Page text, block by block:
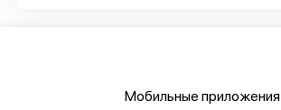
Мобильные приложения